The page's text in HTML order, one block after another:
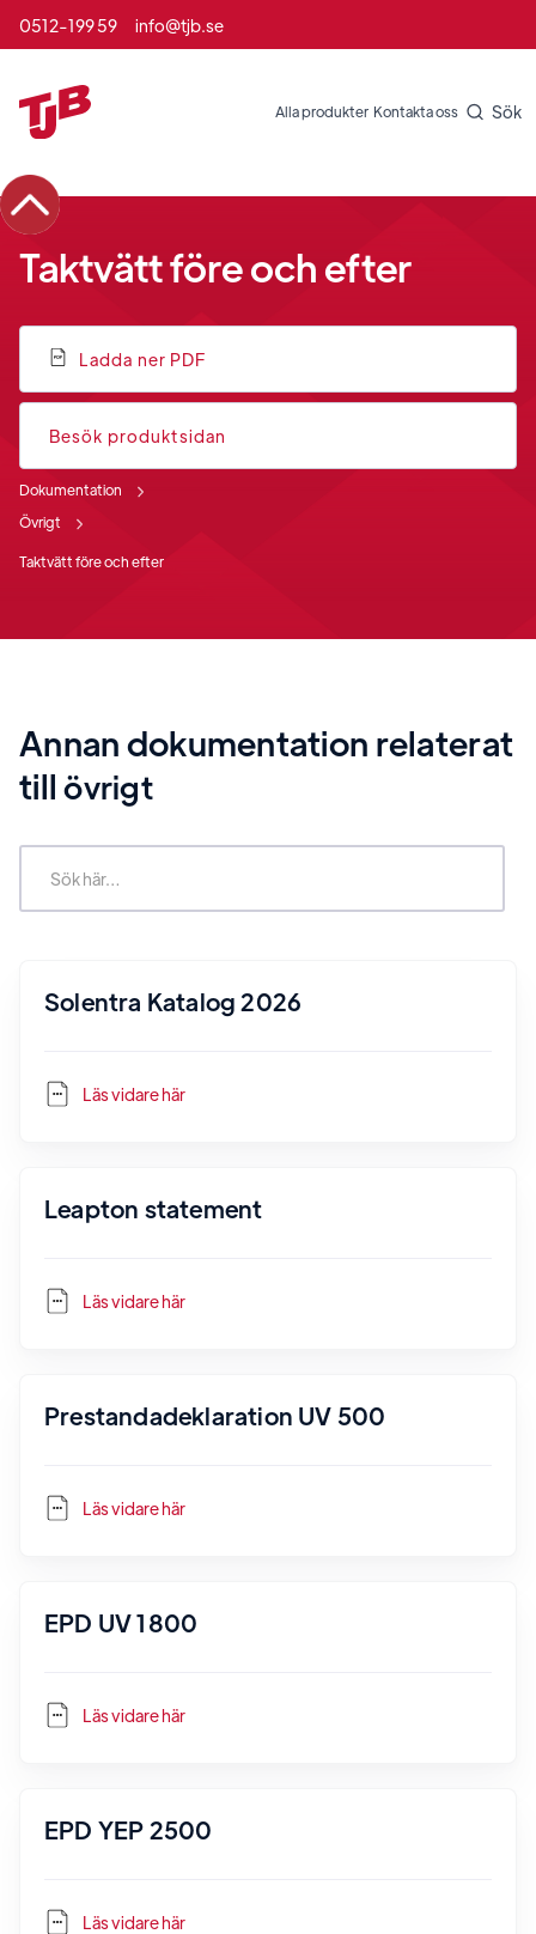
0512-199 59 info@tjb.se
Alla produkter Kontakta oss Sök
Taktvätt före och efter
Ladda ner PDF
Besök produktsidan
Dokumentation
Övrigt
Taktvätt före och efter
Annan dokumentation relaterat
tillövrigt
Solentra Katalog 2026
Läs vidare här
Leapton statement
Läs vidare här
Prestandadeklaration UV 500
Läs vidare här
EPD UV 1800
Läs vidare här
EPD YEP 2500
Läs vidare här